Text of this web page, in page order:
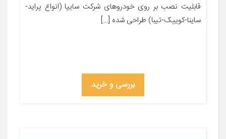
قابلیت نصب بر روی خودروهای شرکت سایپا (انواع پراید-
ساینا-کوییک-تیبا) طراحی شده […]
بررسی و خرید